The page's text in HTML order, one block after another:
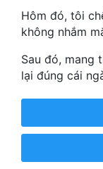
Khoa Huyễn
Kinh Dị
Kỳ Huyễn
Kỳ Ảo
Hôm đó, tôi
không nhắm
Sau đó, mang
lại đúng cái